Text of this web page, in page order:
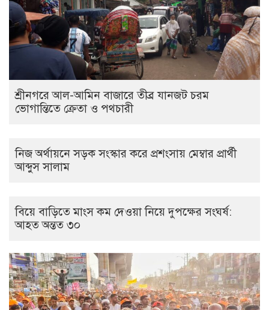
শ্রীনগরে আল-আমিন বাজারে তীব্র যানজট চরম
ভোগান্তিতে ক্রেতা ও পথচারী
নিজ অর্থায়নে সড়ক সংস্কার করে প্রশংসায় মেম্বার প্রার্থী
আব্দুস সালাম
বিয়ে বাড়িতে মাংস কম দেওয়া নিয়ে দুপক্ষের সংঘর্ষ:
আহত অন্তত ৩০ ​